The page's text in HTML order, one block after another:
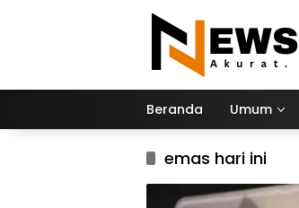
Beranda Umum
emas hari ini